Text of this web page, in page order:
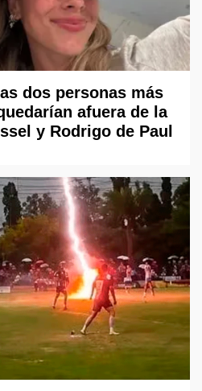
dos personas más
afuera de la
y Rodrigo de Paul